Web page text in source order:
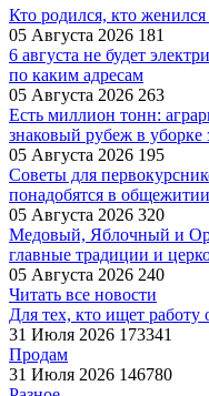
Кто родился, кто женился
05 Августа 2026 181
6 августа не будет
по каким адресам
05 Августа 2026 263
Есть миллион тонн:
знаковый рубеж в уборке
05 Августа 2026 195
Советы для
понадобятся в общежитии
05 Августа 2026 320
Медовый, Яблочный и
главные традиции и
05 Августа 2026 240
Читать все новости
Для тех, кто ищет работу
31 Июля 2026 173341
Продам
31 Июля 2026 146780